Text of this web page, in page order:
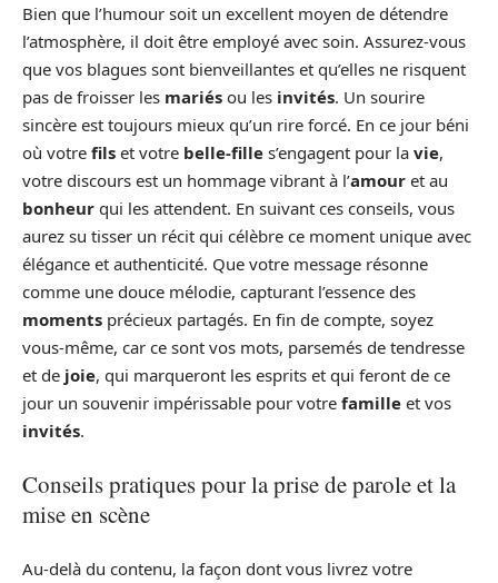
Bien que l’humour soit un excellent moyen de détendre
l’atmosphère, il doit être employé avec soin. Assurez-vous
que vos blagues sont bienveillantes et qu’elles ne risquent
pas de froisser les mariés ou les invités. Un sourire
sincère est toujours mieux qu’un rire forcé. En ce jour béni
où votre fils et votre belle-fille s’engagent pour la vie,
votre discours est un hommage vibrant à l’amour et au
bonheur qui les attendent. En suivant ces conseils, vous
aurez su tisser un récit qui célèbre ce moment unique avec
élégance et authenticité. Que votre message résonne
comme une douce mélodie, capturant l’essence des
moments précieux partagés. En fin de compte, soyez
vous-même, car ce sont vos mots, parsemés de tendresse
et de joie, qui marqueront les esprits et qui feront de ce
jour un souvenir impérissable pour votre famille et vos
invités.
Conseils pratiques pour la prise de parole et la
mise en scène
Au-delà du contenu, la façon dont vous livrez votre